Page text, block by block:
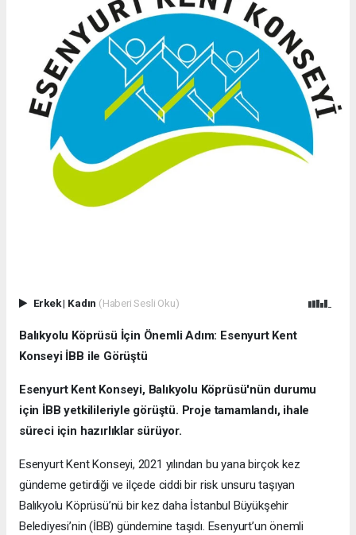
Erkek| Kadın (Haberi Sesli Oku)
Balıkyolu Köprüsü İçin Önemli Adım: Esenyurt Kent
Konseyi İBB ile Görüştü
Esenyurt Kent Konseyi, Balıkyolu Köprüsü'nün durumu
için İBB yetkilileriyle görüştü. Proje tamamlandı, ihale
süreci için hazırlıklar sürüyor.
Esenyurt Kent Konseyi, 2021 yılından bu yana birçok kez
gündeme getirdiği ve ilçede ciddi bir risk unsuru taşıyan
Balıkyolu Köprüsü’nü bir kez daha İstanbul Büyükşehir
Belediyesi’nin (İBB) gündemine taşıdı. Esenyurt’un önemli